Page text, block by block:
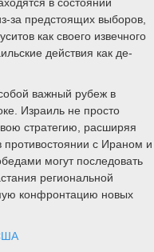
за предстоящих выборов,
как своего извечного
действия как де-
важный рубеж в
Израиль не просто
стратегию, расширяя
с Ираном и
могут последовать
региональной
конфронтацию новых